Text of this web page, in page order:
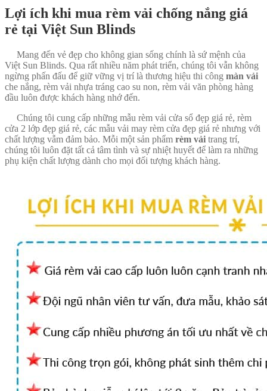
Lợi ích khi mua rèm vải chống nắng giá
rẻ tại Việt Sun Blinds
Mang đến vẻ đẹp cho không gian sống chính là sứ mệnh của
Việt Sun Blinds. Qua rất nhiều năm phát triển, chúng tôi vẫn không
ngừng phấn đấu để giữ vững vị trí là thương hiệu thi công màn vải
che nắng, rèm vải nhựa tráng cao su non, rèm vải văn phòng hàng
đầu luôn được khách hàng nhớ đến.
Chúng tôi cung cấp những mẫu rèm vải cửa sổ đẹp giá rẻ, rèm
cửa 2 lớp đẹp giá rẻ, các mẫu vải may rèm cửa đẹp giá rẻ nhưng với
chất lượng vẫm đảm bảo. Mỗi một sản phẩm rèm vải trang trí,
chúng tôi luôn đặt tất cả tâm tình và sự nhiệt huyết để làm ra những
phụ kiện chất lượng dành cho mọi đối tượng khách hàng.